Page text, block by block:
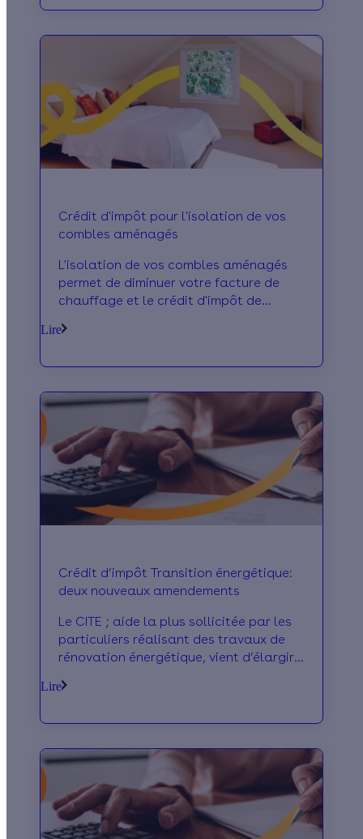
Crédit d'impôt pour l'isolation de vos
combles aménagés
L'isolation de vos combles aménagés
permet de diminuer votre facture de
chauffage et le crédit d'impôt de
Lire
Crédit d’impôt Transition énergétique:
deux nouveaux amendements
Le CITE ; aide la plus sollicitée par les
particuliers réalisant des travaux de
rénovation énergétique, vient d’élargir
amendements.
Lire